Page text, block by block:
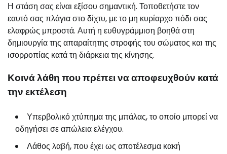
Η στάση σας είναι εξίσου σημαντική. Τοποθετήστε τον
εαυτό σας πλάγια στο δίχτυ, με το μη κυρίαρχο πόδι σας
ελαφρώς μπροστά. Αυτή η ευθυγράμμιση βοηθά στη
δημιουργία της απαραίτητης στροφής του σώματος και της
ισορροπίας κατά τη διάρκεια της κίνησης.
Κοινά λάθη που πρέπει να αποφευχθούν κατά
την εκτέλεση
Υπερβολικό χτύπημα της μπάλας, το οποίο μπορεί να
οδηγήσει σε απώλεια ελέγχου.
Λάθος λαβή, που έχει ως αποτέλεσμα κακή